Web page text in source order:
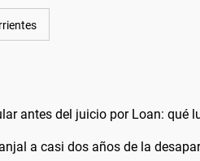
antes del juicio por Loan: qué
a casi dos años de la